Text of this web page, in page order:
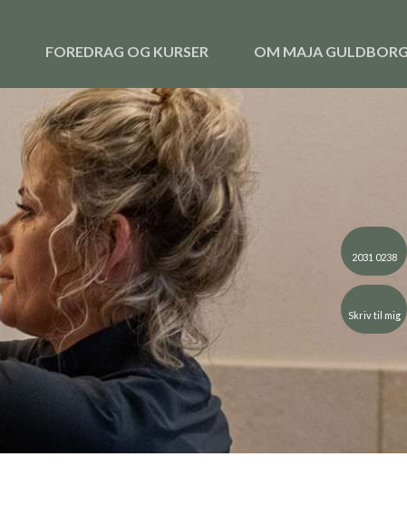
2031 0238
Skriv til mig
FOREDRAG OG KURSER OM MAJA